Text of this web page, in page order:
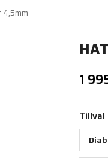
4,5mm
1
Tillval